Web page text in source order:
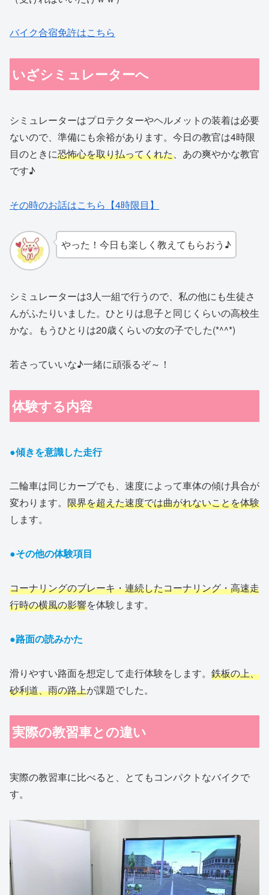
バイク合宿免許はこちら
いざシミュレーターへ
シミュレーターはプロテクターやヘルメットの装着は必要
ないので、準備にも余裕があります。今日の教官は4時限
目のときに恐怖心を取り払ってくれた、あの爽やかな教官
です♪
その時のお話はこちら【4時限目】
やった！今日も楽しく教えてもらおう♪
シミュレーターは3人一組で行うので、私の他にも生徒さ
んがふたりいました。ひとりは息子と同じくらいの高校生
かな。もうひとりは20歳くらいの女の子でした(*^^*)
若さっていいな♪一緒に頑張るぞ～！
体験する内容
●傾きを意識した走行
二輪車は同じカーブでも、速度によって車体の傾け具合が
変わります。 限界を超えた速度では曲がれないことを体験
します。
●その他の体験項目
コーナリングのブレーキ・連続したコーナリング・高速走
行時の横風の影響を体験します。
●路面の読みかた
滑りやすい路面を想定して走行体験をします。 鉄板の上、
砂利道、雨の路上が課題でした。
実際の教習車との違い
実際の教習車に比べると、とてもコンパクトなバイクで
す。